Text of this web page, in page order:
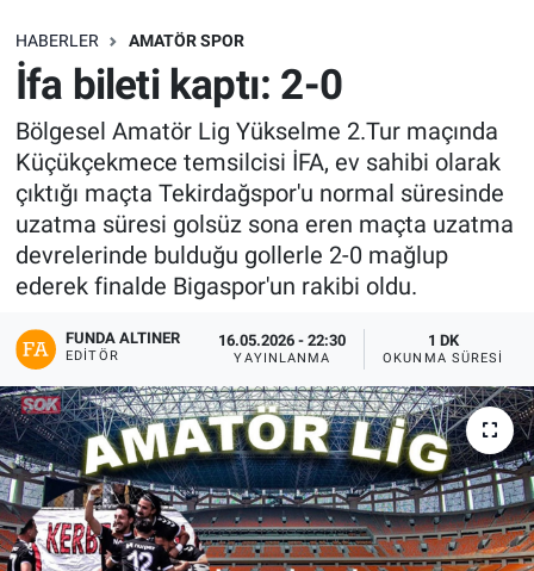
HABERLER AMATÖR SPOR
İfa bileti kaptı: 2-0
Bölgesel Amatör Lig Yükselme 2.Tur maçında
Küçükçekmece temsilcisi İFA, ev sahibi olarak
çıktığı maçta Tekirdağspor'u normal süresinde
uzatma süresi golsüz sona eren maçta uzatma
devrelerinde bulduğu gollerle 2-0 mağlup
ederek finalde Bigaspor'un rakibi oldu.
FUNDA ALTINER
EDITÖR
16.05.2026 - 22:30
YAYINLANMA
1 DK
OKUNMA SÜRESI
SAĞLIK
EKONOMİ
EĞİTİM
ÖZEL HABER
Keşfet
ASTROLOJİ
MANŞET
RESMİ İLANLAR
İLAN